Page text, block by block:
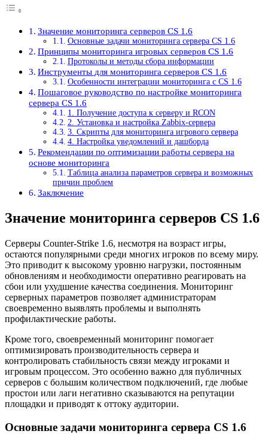
Значение мониторинга серверов CS 1.6
Основные задачи мониторинга сервера CS 1.6
Принципы мониторинга игровых серверов CS 1.6
Протоколы и методы сбора информации
Инструменты для мониторинга серверов CS 1.6
Особенности интеграции мониторинга с CS 1.6
Пошаговое руководство по настройке мониторинга
сервера CS 1.6
1. Получение доступа к серверу и RCON
2. Установка и настройка Zabbix-сервера
3. Скрипты для мониторинга игрового сервера
4. Настройка уведомлений и дашборда
Рекомендации по оптимизации работы сервера на
основе мониторинга
Таблица анализа параметров сервера и возможных
причин проблем
Заключение
Значение мониторинга серверов CS 1.6
Серверы Counter-Strike 1.6, несмотря на возраст игры,
остаются популярными среди многих игроков по всему миру.
Это приводит к высокому уровню нагрузки, постоянным
обновлениям и необходимости оперативно реагировать на
сбои или ухудшение качества соединения. Мониторинг
серверных параметров позволяет администраторам
своевременно выявлять проблемы и выполнять
профилактические работы.
Кроме того, своевременный мониторинг помогает
оптимизировать производительность сервера и
контролировать стабильность связи между игроками и
игровым процессом. Это особенно важно для публичных
серверов с большим количеством подключений, где любые
простои или лаги негативно сказываются на репутации
площадки и приводят к оттоку аудитории.
Основные задачи мониторинга сервера CS 1.6